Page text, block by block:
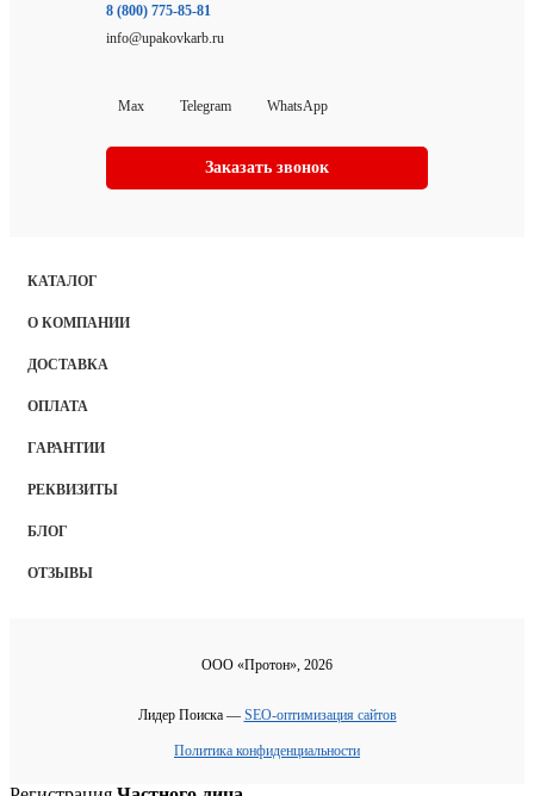
8 (800) 775-85-81
info@upakovkarb.ru
Max Telegram WhatsApp
Заказать звонок
КАТАЛОГ
О КОМПАНИИ
ДОСТАВКА
ОПЛАТА
ГАРАНТИИ
РЕКВИЗИТЫ
БЛОГ
ОТЗЫВЫ
ООО «Протон», 2026
Лидер Поиска — SEO-оптимизация сайтов
Политика конфиденциальности